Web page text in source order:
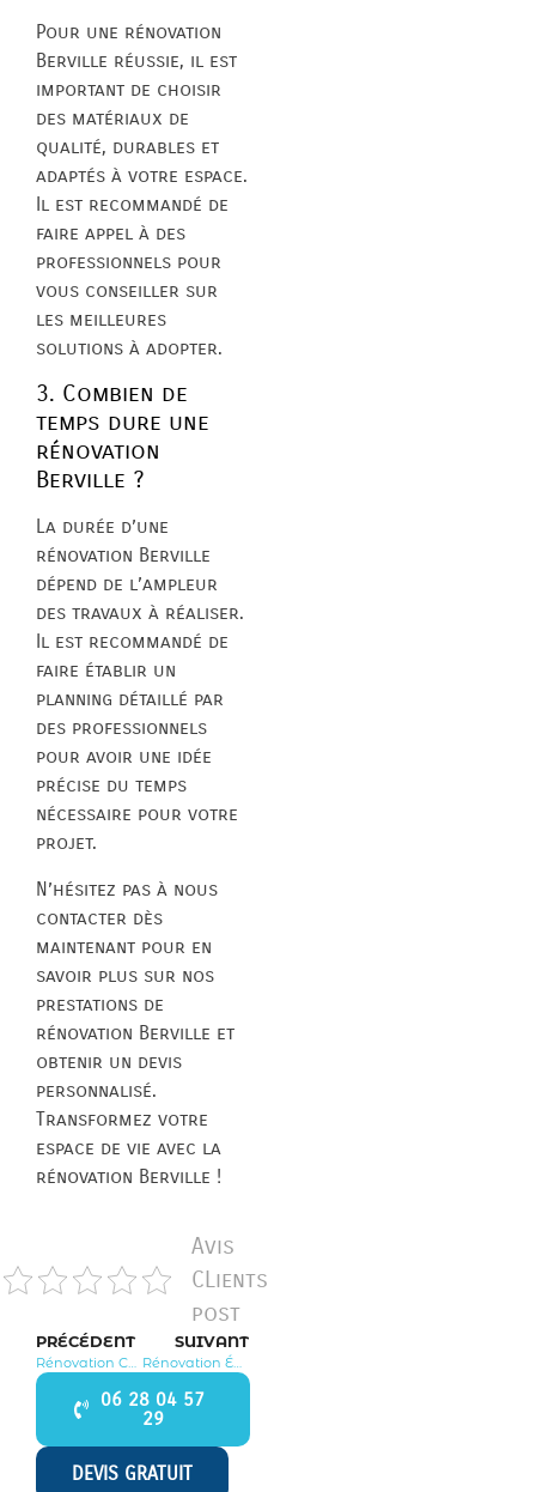
Pour une rénovation
Berville réussie, il est
important de choisir
des matériaux de
qualité, durables et
adaptés à votre espace.
Il est recommandé de
faire appel à des
professionnels pour
vous conseiller sur
les meilleures
solutions à adopter.
3. Combien de
temps dure une
rénovation
Berville ?
La durée d’une
rénovation Berville
dépend de l’ampleur
des travaux à réaliser.
Il est recommandé de
faire établir un
planning détaillé par
des professionnels
pour avoir une idée
précise du temps
nécessaire pour votre
projet.
N’hésitez pas à nous
contacter dès
maintenant pour en
savoir plus sur nos
prestations de
rénovation Berville et
obtenir un devis
personnalisé.
Transformez votre
espace de vie avec la
rénovation Berville !
Avis
CLients
post
PRÉCÉDENT SUIVANT
06 28 04 57
29
DEVIS GRATUIT